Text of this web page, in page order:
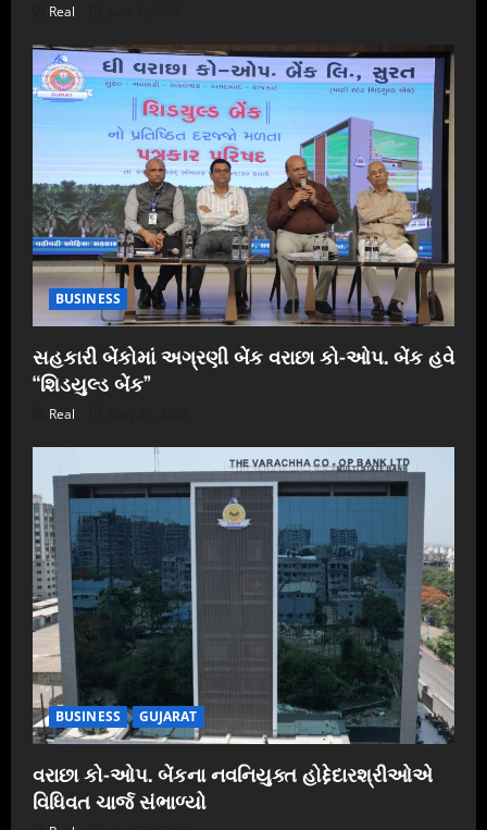
Real
BUSINESS
સહકારી બેંકોમાં અગ્રણી બેંક વરાછા કો-ઓપ. બેંક હવે
“શિડયુલ્ડ બેંક”
Real
BUSINESS GUJARAT
વરાછા કો-ઓપ. બેંકના નવનિયુક્ત હોદ્દેદારશ્રીઓએ
વિધિવત ચાર્જ સંભાળ્યો